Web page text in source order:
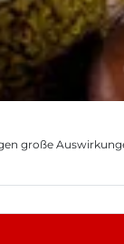
große